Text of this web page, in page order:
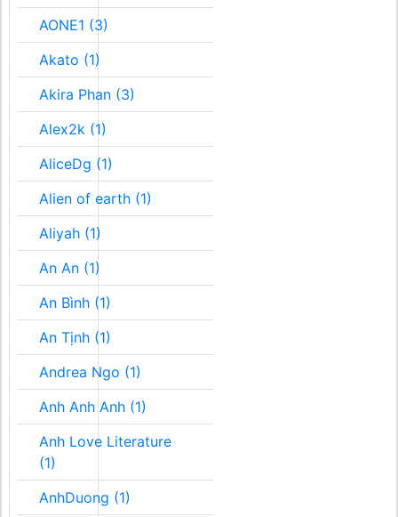
AONE1 (3)
Akato (1)
Akira Phan (3)
Alex2k (1)
AliceDg (1)
Alien of earth (1)
Aliyah (1)
An An (1)
An Bình (1)
An Tịnh (1)
Andrea Ngo (1)
Anh Anh Anh (1)
Anh Love Literature
(1)
AnhDuong (1)